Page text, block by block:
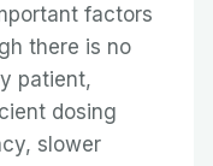
factors
there is no
patient,
dosing
slower